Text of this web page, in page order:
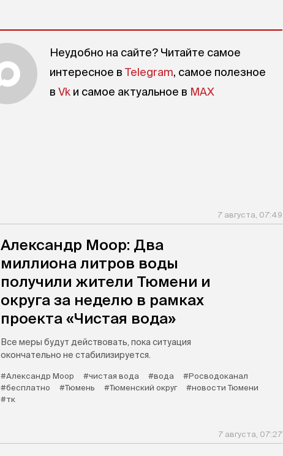
Неудобно на сайте? Читайте самое
интересное в Telegram, самое полезное
в Vk и самое актуальное в MAX
7 августа, 07:49
Александр Моор: Два
миллиона литров воды
получили жители Тюмени и
округа за неделю в рамках
проекта «Чистая вода»
Все меры будут действовать, пока ситуация
окончательно не стабилизируется.
#Александр Моор #чистая вода #вода
#Росводоканал
#бесплатно
#Тюмень #Тюменский округ
#новости Тюмени
#тк
7 августа, 07:27